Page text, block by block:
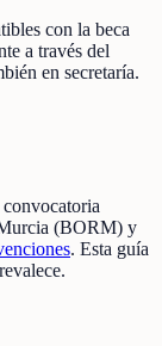
con la beca
a través del
en secretaría.
(BORM) y
. Esta guía